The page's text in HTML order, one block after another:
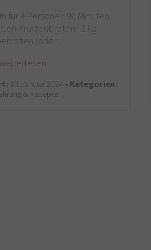
für 4 Personen 90 Minuten
Krustenbraten: 1 kg
(oder…
weiterlesen
23. Januar 2024 •Kategorien:
& Rezepte